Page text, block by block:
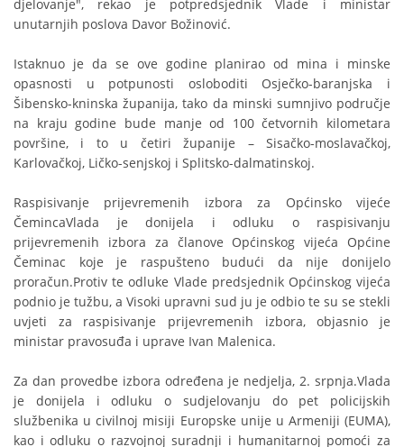
djelovanje", rekao je potpredsjednik Vlade i ministar
unutarnjih poslova Davor Božinović.
Istaknuo je da se ove godine planirao od mina i minske
opasnosti u potpunosti osloboditi Osječko-baranjska i
Šibensko-kninska županija, tako da minski sumnjivo područje
na kraju godine bude manje od 100 četvornih kilometara
površine, i to u četiri županije – Sisačko-moslavačkoj,
Karlovačkoj, Ličko-senjskoj i Splitsko-dalmatinskoj.
Raspisivanje prijevremenih izbora za Općinsko vijeće
ČemincaVlada je donijela i odluku o raspisivanju
prijevremenih izbora za članove Općinskog vijeća Općine
Čeminac koje je raspušteno budući da nije donijelo
proračun.Protiv te odluke Vlade predsjednik Općinskog vijeća
podnio je tužbu, a Visoki upravni sud ju je odbio te su se stekli
uvjeti za raspisivanje prijevremenih izbora, objasnio je
ministar pravosuđa i uprave Ivan Malenica.
Za dan provedbe izbora određena je nedjelja, 2. srpnja.Vlada
je donijela i odluku o sudjelovanju do pet policijskih
službenika u civilnoj misiji Europske unije u Armeniji (EUMA),
kao i odluku o razvojnoj suradnji i humanitarnoj pomoći za